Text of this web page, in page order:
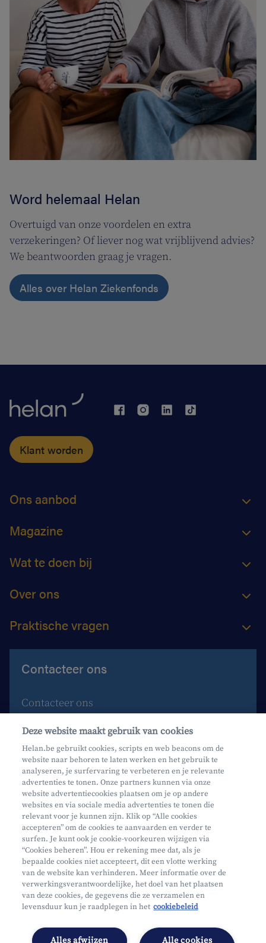
Word helemaal Helan
Overtuigd van onze voordelen en extra
verzekeringen? Of liever nog wat vrijblijvend advies?
We beantwoorden graag je vragen.
Alles over Helan Ziekenfonds
Klant worden
Ons aanbod
Magazine
Wat te doen bij
Over ons
Praktische vragen
Contacteer ons
Contacteer ons
Maak een afspraak
Waar vind je ons?
Phishing
Mifid
Privacy
Juridische info
Onderworpen aan de controle van CDZ
Toegankelijkheidsverklaring
Deze website maakt gebruik van cookies
Helan.be gebruikt cookies, scripts en web beacons om de
website naar behoren te laten werken en het gebruik te
analyseren, je surfervaring te verbeteren en je relevante
advertenties te tonen. Onze partners kunnen via onze
website advertentiecookies plaatsen om je op andere
websites en via sociale media advertenties te tonen die
relevant voor je kunnen zijn. Klik op “Alle cookies
accepteren” om de cookies te aanvaarden en verder te
surfen. Je kunt ook je cookie-voorkeuren wijzigen via
“Cookies beheren”. Hou er rekening mee dat, als je
bepaalde cookies niet accepteert, dit een vlotte werking
van de website kan verhinderen. Meer informatie over de
verwerkingsverantwoordelijke, het doel van het plaatsen
van deze cookies, de gegevens die ze verzamelen en
levensduur kun je raadplegen in het cookiebeleid
Alle cookies
Alles afwijzen